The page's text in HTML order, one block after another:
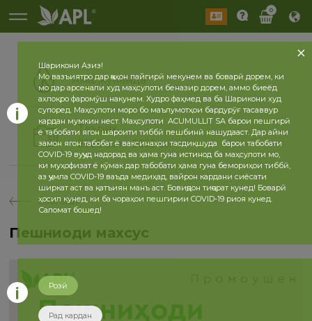
0
Амалкунанда
Таърих
2026 сол 2025 сол
бозгашт
Пешниҳоди махсус
Шарикони Азиз!
Мо вазъиятро дар ҷаҳон пайгирӣ мекунем ва боварӣ дорем, ки
мо дар арсенали худ маҳсулоти беназир дорем, аммо биеёд
ахлоқро фаромӯш накунем. Худро фаҳмед ва ба Шарикони худ
супоред. Маҳсулоти моро бо маълумотҳои бардурӯғ тасаввур
кардан мумкин нест. Маҳсулоти ACUMULLIT SA барои пешгирӣ
ё табобати ягон шароити тиббӣ пешбинӣ нашудааст. Дар айни
замон ягон табобат ё ваксинаҳои тасдиқшуда барои табобати
COVID-19 вуҷуд надорад ва ҳама гуна истинод ба маҳсулоти мо,
ки муҳофизат ё кӯмак дар табобати ҳама гуна бемориҳои тиббӣ,
аз ҷумла COVID-19 ваъда медиҳад, вайрон кардани сиёсати
ширкат аст ва қатъиян манъ аст. Бовиҷдон тиҷорат кунед! Боварӣ
ҳосил кунед, ки ба чораҳои пешгирии COVID-19 риоя кунед.
Саломат бошед!
Розӣ
Рад кардан